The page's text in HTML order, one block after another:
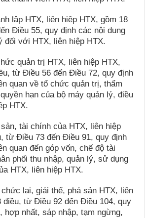
lập HTX, liên hiệp HTX, gồm 18
Điều 55, quy định các nội dung
đối với HTX, liên hiệp HTX.
quản trị HTX, liên hiệp HTX,
từ Điều 56 đến Điều 72, quy định
quan về tổ chức quản trị, thẩm
hạn của bộ máy quản lý, điều
HTX.
tài chính của HTX, liên hiệp
từ Điều 73 đến Điều 91, quy định
quan đến góp vốn, chế độ tài
phối thu nhập, quản lý, sử dụng
HTX, liên hiệp HTX.
lại, giải thể, phá sản HTX, liên
điều, từ Điều 92 đến Điều 104, quy
hợp nhất, sáp nhập, tạm ngừng,